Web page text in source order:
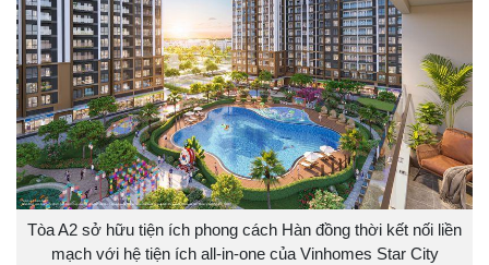
Tòa A2 sở hữu tiện ích phong cách Hàn đồng thời kết nối liền
mạch với hệ tiện ích all-in-one của Vinhomes Star City